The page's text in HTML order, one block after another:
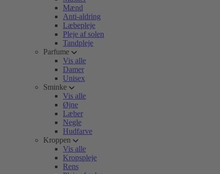
Mænd
Anti-aldring
Læbepleje
Pleje af solen
Tandpleje
Parfume
Vis alle
Damer
Unisex
Sminke
Vis alle
Øjne
Læber
Negle
Hudfarve
Kroppen
Vis alle
Kropspleje
Rens